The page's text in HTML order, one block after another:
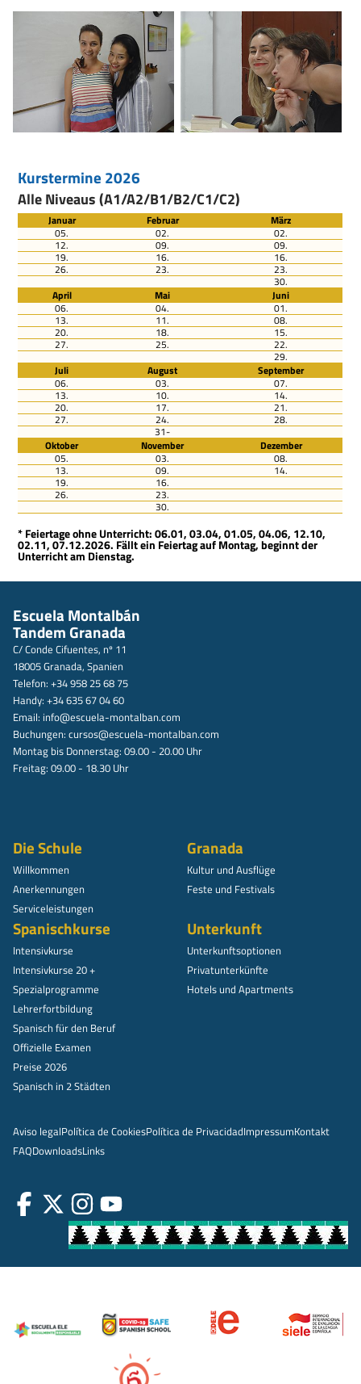
Kurstermine 2026
Alle Niveaus (A1/A2/B1/B2/C1/C2)
Januar Februar
März
05.
02. 02.
12. 09. 09.
19. 16. 16.
26. 23. 23.
30.
April
Mai
Juni
06.
04. 01.
13. 11. 08.
20. 18. 15.
27. 25. 22.
29.
Juli
August
September
06.
03. 07.
13. 10. 14.
20. 17. 21.
27. 24. 28.
31-
Oktober
November
Dezember
05.
03. 08.
13. 09. 14.
19. 16.
26. 23.
30.
* Feiertage ohne Unterricht: 06.01, 03.04, 01.05, 04.06, 12.10,
02.11, 07.12.2026. Fällt ein Feiertag auf Montag, beginnt der
Unterricht am Dienstag.
Escuela Montalbán
Tandem Granada
C/ Conde Cifuentes, nº 11
18005 Granada, Spanien
Telefon: +34 958 25 68 75
Handy: +34 635 67 04 60
Email: info@escuela-montalban.com
Buchungen: cursos@escuela-montalban.com
Montag bis Donnerstag: 09.00 - 20.00 Uhr
Freitag: 09.00 - 18.30 Uhr
Die Schule
Willkommen
Anerkennungen
Serviceleistungen
Granada
Kultur und Ausflüge
Feste und Festivals
Spanischkurse
Intensivkurse
Intensivkurse 20 +
Spezialprogramme
Lehrerfortbildung
Spanisch für den Beruf
Offizielle Examen
Preise 2026
Spanisch in 2 Städten
Unterkunft
Unterkunftsoptionen
Privatunterkünfte
Hotels und Apartments
Aviso legalPolítica de CookiesPolítica de PrivacidadImpressumKontakt
FAQDownloadsLinks